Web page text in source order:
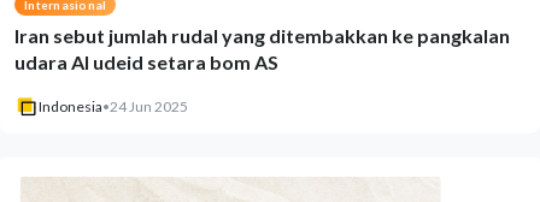
Internasional
Iran sebut jumlah rudal yang ditembakkan ke pangkalan
udara Al udeid setara bom AS
Indonesia•24 Jun 2025